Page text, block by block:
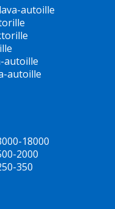
autoille
autoille
autoille
18000
2000
350